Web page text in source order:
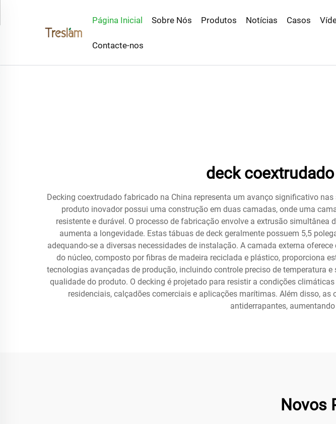
Página Inicial Sobre Nós Produtos Notícias Casos
Contacte-nos
deck
Decking coextrudado fabricado na China representa um avanço significativo
produto inovador possui uma construção em duas camadas, onde uma
resistente e durável. O processo de fabricação envolve a extrusão
aumenta a longevidade. Estas tábuas de deck geralmente possuem 5,5
adequando-se a diversas necessidades de instalação. A camada externa
do núcleo, composto por fibras de madeira reciclada e plástico, proporciona
tecnologias avançadas de produção, incluindo controle preciso de temperatura
qualidade do produto. O decking é projetado para resistir a condições
residenciais, calçadões comerciais e aplicações marítimas. Além disso,
antiderrapantes,
Novos